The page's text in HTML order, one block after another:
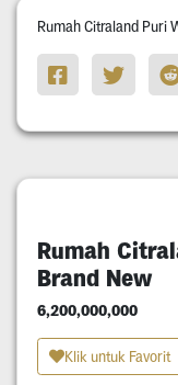
Rumah Citraland Puri
Rumah
Brand New
6,200,000,000
Klik untuk Favorit